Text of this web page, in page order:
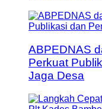
ABPEDNAS
Perkuat
Jaga Desa